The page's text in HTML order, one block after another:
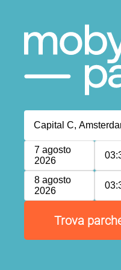
7 agosto
2026
8 agosto
2026
Trova